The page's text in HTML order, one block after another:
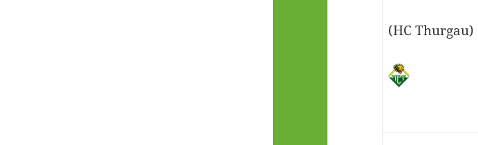
(HC Thurgau)